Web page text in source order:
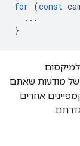
for (const
...
}
למיקסום
של מודעות שאתם
אחרים